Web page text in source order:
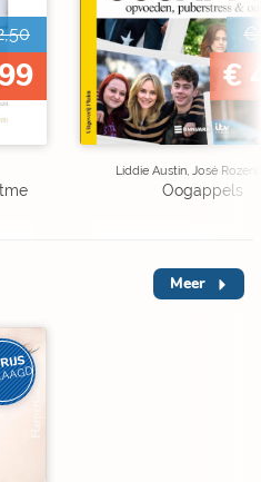
€
€
Liddie Austin, José
Oogappels
Meer